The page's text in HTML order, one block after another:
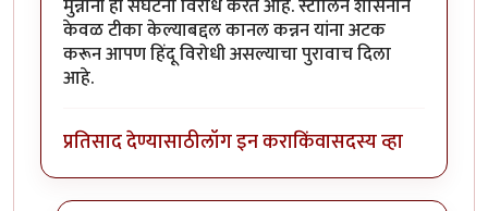
मुन्नानी ही संघटना विरोध करत आहे. स्टालिन शासनाने
केवळ टीका केल्याबद्दल कानल कन्नन यांना अटक
करून आपण हिंदू विरोधी असल्याचा पुरावाच दिला
आहे.
प्रतिसाद देण्यासाठीलॉग इन कराकिंवासदस्य व्हा